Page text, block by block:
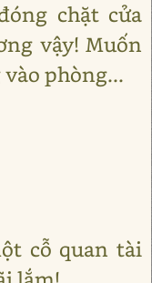
chặt cửa
vậy! Muốn
phòng...
cỗ quan tài